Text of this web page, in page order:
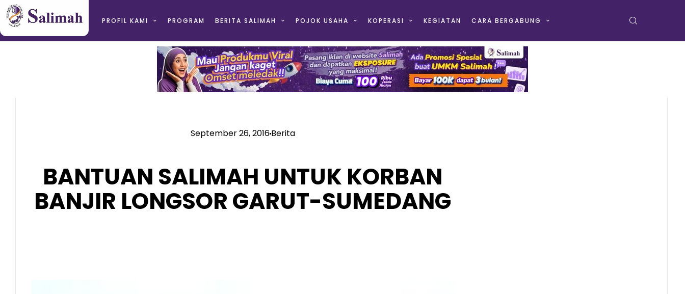
PROFIL KAMI PROGRAM BERITA SALIMAH POJOK USAHA KOPERASI KEGIATAN CARA BERGABUNG
September 26, 2016Berita
BANTUAN SALIMAH UNTUK KORBAN
BANJIR LONGSOR GARUT-SUMEDANG